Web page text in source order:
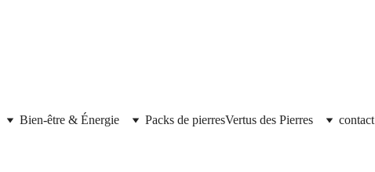
Bien-être & Énergie Packs de pierresVertus des Pierres contact